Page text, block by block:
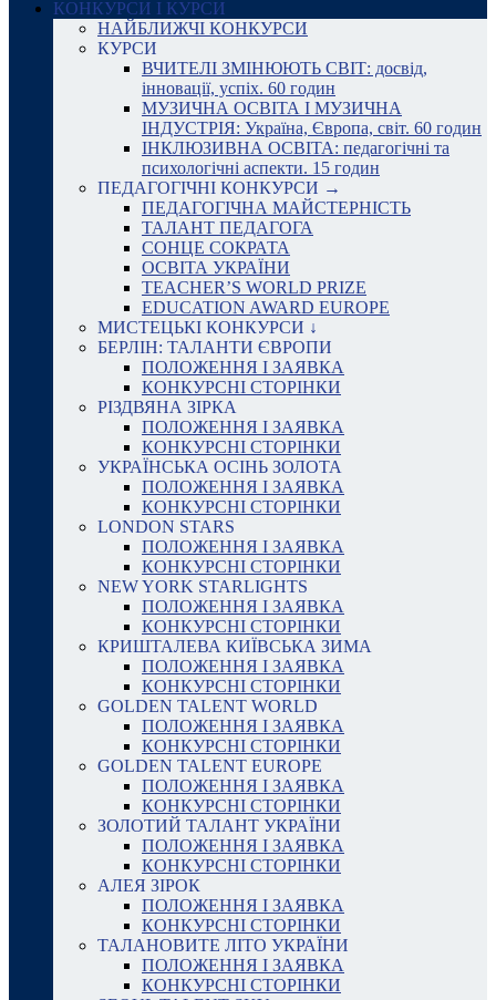
КОНКУРСИ І КУРСИ
НАЙБЛИЖЧІ КОНКУРСИ
КУРСИ
ВЧИТЕЛІ ЗМІНЮЮТЬ СВІТ: досвід,
інновації, успіх. 60 годин
МУЗИЧНА ОСВІТА І МУЗИЧНА
ІНДУСТРІЯ: Україна, Європа, світ. 60 годин
ІНКЛЮЗИВНА ОСВІТА: педагогічні та
психологічні аспекти. 15 годин
ПЕДАГОГІЧНІ КОНКУРСИ →
ПЕДАГОГІЧНА МАЙСТЕРНІСТЬ
ТАЛАНТ ПЕДАГОГА
СОНЦЕ СОКРАТА
ОСВІТА УКРАЇНИ
TEACHER’S WORLD PRIZE
EDUCATION AWARD EUROPE
МИСТЕЦЬКІ КОНКУРСИ ↓
БЕРЛІН: ТАЛАНТИ ЄВРОПИ
ПОЛОЖЕННЯ І ЗАЯВКА
КОНКУРСНІ СТОРІНКИ
РІЗДВЯНА ЗІРКА
ПОЛОЖЕННЯ І ЗАЯВКА
КОНКУРСНІ СТОРІНКИ
УКРАЇНСЬКА ОСІНЬ ЗОЛОТА
ПОЛОЖЕННЯ І ЗАЯВКА
КОНКУРСНІ СТОРІНКИ
LONDON STARS
ПОЛОЖЕННЯ І ЗАЯВКА
КОНКУРСНІ СТОРІНКИ
NEW YORK STARLIGHTS
ПОЛОЖЕННЯ І ЗАЯВКА
КОНКУРСНІ СТОРІНКИ
КРИШТАЛЕВА КИЇВСЬКА ЗИМА
ПОЛОЖЕННЯ І ЗАЯВКА
КОНКУРСНІ СТОРІНКИ
GOLDEN TALENT WORLD
ПОЛОЖЕННЯ І ЗАЯВКА
КОНКУРСНІ СТОРІНКИ
GOLDEN TALENT EUROPE
ПОЛОЖЕННЯ І ЗАЯВКА
КОНКУРСНІ СТОРІНКИ
ЗОЛОТИЙ ТАЛАНТ УКРАЇНИ
ПОЛОЖЕННЯ І ЗАЯВКА
КОНКУРСНІ СТОРІНКИ
АЛЕЯ ЗІРОК
ПОЛОЖЕННЯ І ЗАЯВКА
КОНКУРСНІ СТОРІНКИ
ТАЛАНОВИТЕ ЛІТО УКРАЇНИ
ПОЛОЖЕННЯ І ЗАЯВКА
КОНКУРСНІ СТОРІНКИ